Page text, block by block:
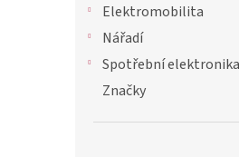
Elektromobilita
Nářadí
Spotřební elektronika
Značky